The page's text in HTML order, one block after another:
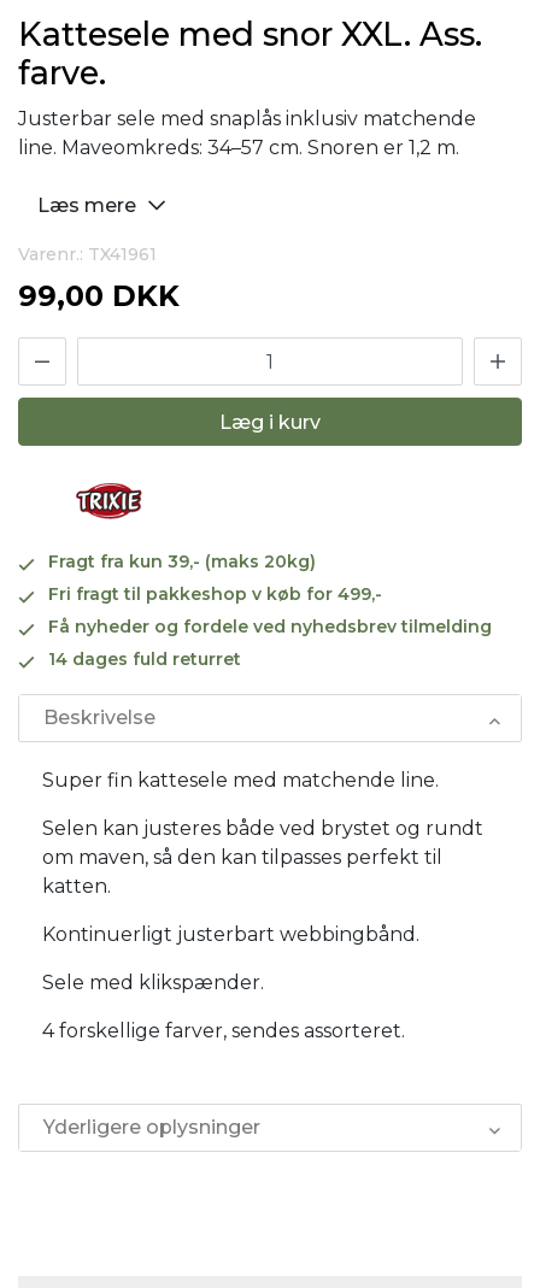
Kattesele med snor XXL. Ass.
farve.
Justerbar sele med snaplås inklusiv matchende
line. Maveomkreds: 34–57 cm. Snoren er 1,2 m.
Læs mere
Varenr.: TX41961
99,00 DKK
Læg i kurv
Fragt fra kun 39,- (maks 20kg)
Fri fragt til pakkeshop v køb for 499,-
Få nyheder og fordele ved nyhedsbrev tilmelding
14 dages fuld returret
Beskrivelse
Super fin kattesele med matchende line.
Selen kan justeres både ved brystet og rundt
om maven, så den kan tilpasses perfekt til
katten.
Kontinuerligt justerbart webbingbånd.
Sele med klikspænder.
4 forskellige farver, sendes assorteret.
Yderligere oplysninger